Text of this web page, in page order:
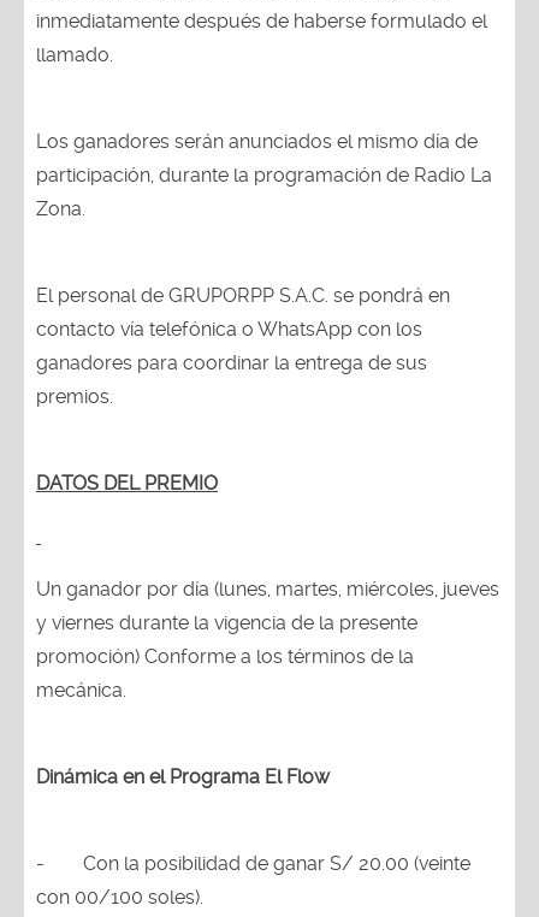
inmediatamente después de haberse formulado el
llamado.
Los ganadores serán anunciados el mismo día de
participación, durante la programación de Radio La
Zona.
El personal de GRUPORPP S.A.C. se pondrá en
contacto vía telefónica o WhatsApp con los
ganadores para coordinar la entrega de sus
premios.
DATOS DEL PREMIO
Un ganador por día (lunes, martes, miércoles, jueves
y viernes durante la vigencia de la presente
promoción) Conforme a los términos de la
mecánica.
Dinámica en el Programa El Flow
- Con la posibilidad de ganar S/ 20.00 (veinte
con 00/100 soles).